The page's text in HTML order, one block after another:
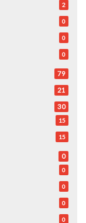
2
0
0
0
79
21
30
15
15
0
0
0
0
0